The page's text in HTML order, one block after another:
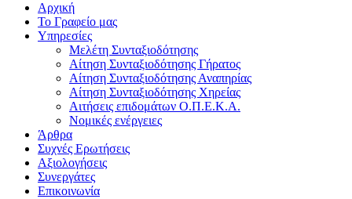
Αρχική
Το Γραφείο μας
Υπηρεσίες
Μελέτη Συνταξιοδότησης
Αίτηση Συνταξιοδότησης Γήρατος
Αίτηση Συνταξιοδότησης Αναπηρίας
Αίτηση Συνταξιοδότησης Χηρείας
Αιτήσεις επιδομάτων Ο.Π.Ε.Κ.Α.
Νομικές ενέργειες
Άρθρα
Συχνές Ερωτήσεις
Αξιολογήσεις
Συνεργάτες
Επικοινωνία